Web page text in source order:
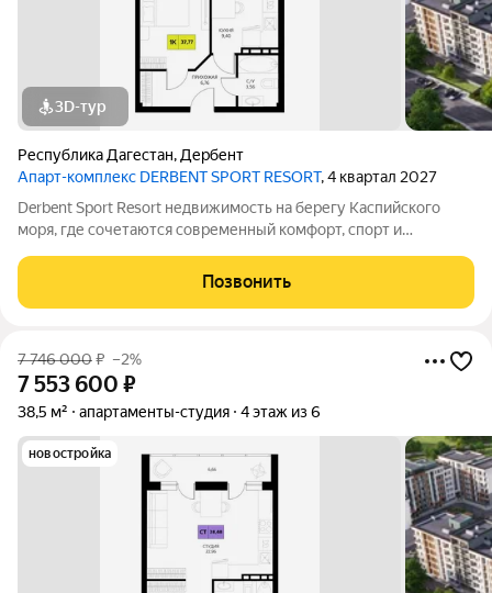
3D-тур
Республика Дагестан, Дербент
Апарт-комплекс DERBENT SPORT RESORT, 4 квартал 2027
Derbent Sport Resort недвижимость на берегу Каспийского
моря, где сочетаются современный комфорт, спорт и
учитывают все потребности современных
Позвонить
7 746 000₽ –2%
7 553 600 ₽
38,5 м² апартаменты-студия 4 этаж из 6
новостройка